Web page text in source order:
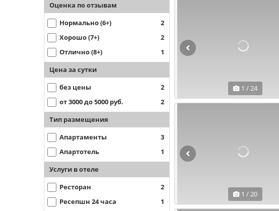
Оценка по отзывам
Нормально (6+)
2
Хорошо (7+)
2
Отлично (8+)
1
Цена за сутки
без цены
2
от 3000 до 5000 руб.
2
Тип размещения
Апартаменты
3
Апартотель
1
Услуги в отеле
Ресторан
2
Ресепшн 24 часа
1
1 / 24
1 / 20